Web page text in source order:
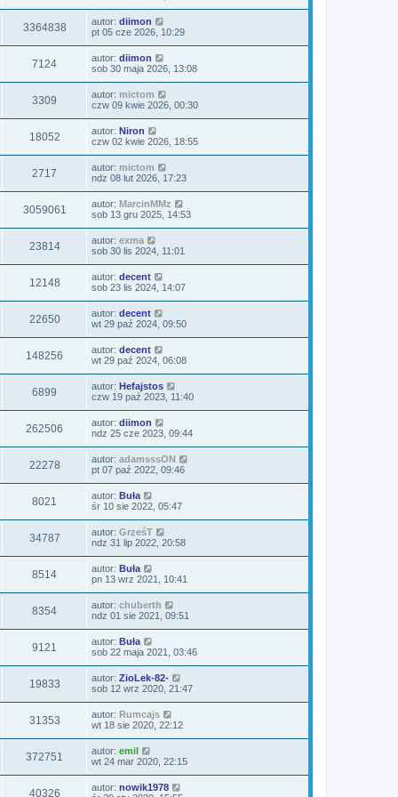
3364838 autor: diimon
pt 05 cze 2026, 10:29
7124 autor: diimon
sob 30 maja 2026, 13:08
3309 autor: mictom
czw 09 kwie 2026, 00:30
18052 autor: Niron
czw 02 kwie 2026, 18:55
2717 autor: mictom
ndz 08 lut 2026, 17:23
3059061 autor: MarcinMMz
sob 13 gru 2025, 14:53
23814 autor: exma
sob 30 lis 2024, 11:01
12148 autor: decent
sob 23 lis 2024, 14:07
22650 autor: decent
wt 29 paź 2024, 09:50
148256 autor: decent
wt 29 paź 2024, 06:08
6899 autor: Hefajstos
czw 19 paź 2023, 11:40
262506 autor: diimon
ndz 25 cze 2023, 09:44
22278 autor: adamsssON
pt 07 paź 2022, 09:46
8021 autor: Buła
śr 10 sie 2022, 05:47
34787 autor: GrześT
ndz 31 lip 2022, 20:58
8514 autor: Buła
pn 13 wrz 2021, 10:41
8354 autor: chuberth
ndz 01 sie 2021, 09:51
9121 autor: Buła
sob 22 maja 2021, 03:46
19833 autor: ZioLek-82-
sob 12 wrz 2020, 21:47
31353 autor: Rumcajs
wt 18 sie 2020, 22:12
372751 autor: emil
wt 24 mar 2020, 22:15
40326 autor: nowik1978